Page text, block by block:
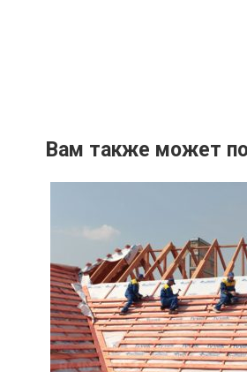
Вам также может